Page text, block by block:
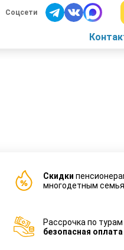
Соцсети
Cкидки
многодетным
Рассрочка по
безопасная оплата